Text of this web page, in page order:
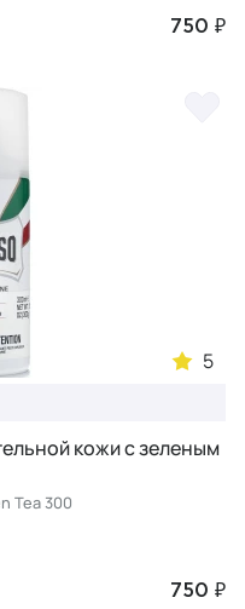
750 ₽
5
кожи с зеленым
Tea 300
750 ₽